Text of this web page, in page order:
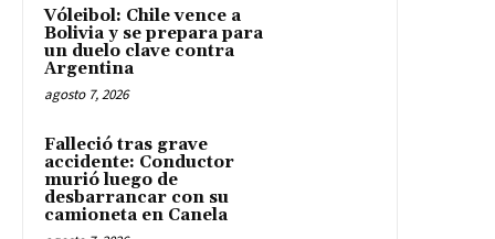
Vóleibol: Chile vence a
Bolivia y se prepara para
un duelo clave contra
Argentina
agosto 7, 2026
Falleció tras grave
accidente: Conductor
murió luego de
desbarrancar con su
camioneta en Canela